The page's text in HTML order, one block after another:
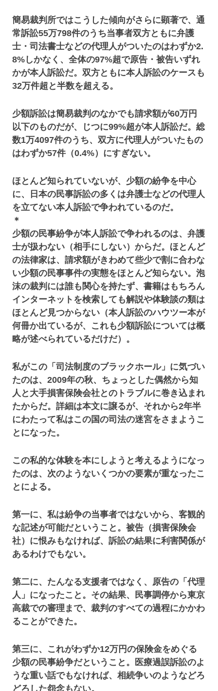
簡易裁判所ではこうした傾向がさらに顕著で、通
常訴訟55万798件のうち当事者双方ともに弁護
士・司法書士などの代理人がついたのはわずか2.
8%しかなく、全体の97%超で原告・被告いずれ
かが本人訴訟だ。双方ともに本人訴訟のケースも
32万件超と半数を超える。
少額訴訟は簡易裁判のなかでも請求額が60万円
以下のものだが、じつに99%超が本人訴訟だ。総
数1万4097件のうち、双方に代理人がついたもの
はわずか57件（0.4%）にすぎない。
ほとんど知られていないが、少額の紛争を中心
に、日本の民事訴訟の多くは弁護士などの代理人
を立てない本人訴訟で争われているのだ。
＊
少額の民事紛争が本人訴訟で争われるのは、弁護
士が扱わない（相手にしない）からだ。ほとんど
の法律家は、請求額がきわめて些少で割に合わな
い少額の民事事件の実態をほとんど知らない。泡
沫の裁判には誰も関心を持たず、書籍はもちろん
インターネットを検索しても解説や体験談の類は
ほとんど見つからない（本人訴訟のハウツー本が
何冊か出ているが、これも少額訴訟については概
略が述べられているだけだ）。
私がこの「司法制度のブラックホール」に気づい
たのは、2009年の秋、ちょっとした偶然から知
人と大手損害保険会社とのトラブルに巻き込まれ
たからだ。詳細は本文に譲るが、それから2年半
にわたって私はこの国の司法の迷宮をさまようこ
とになった。
この私的な体験を本にしようと考えるようになっ
たのは、次のようないくつかの要素が重なったこ
とによる。
第一に、私は紛争の当事者ではないから、客観的
な記述が可能だということ。被告（損害保険会
社）に恨みもなければ、訴訟の結果に利害関係が
あるわけでもない。
第二に、たんなる支援者ではなく、原告の「代理
人」になったこと。その結果、民事調停から東京
高裁での審理まで、裁判のすべての過程にかかわ
ることができた。
第三に、これがわずか12万円の保険金をめぐる
少額の民事紛争だということ。医療過誤訴訟のよ
うな重い話でもなければ、相続争いのようなどろ
どろした怨念もない。